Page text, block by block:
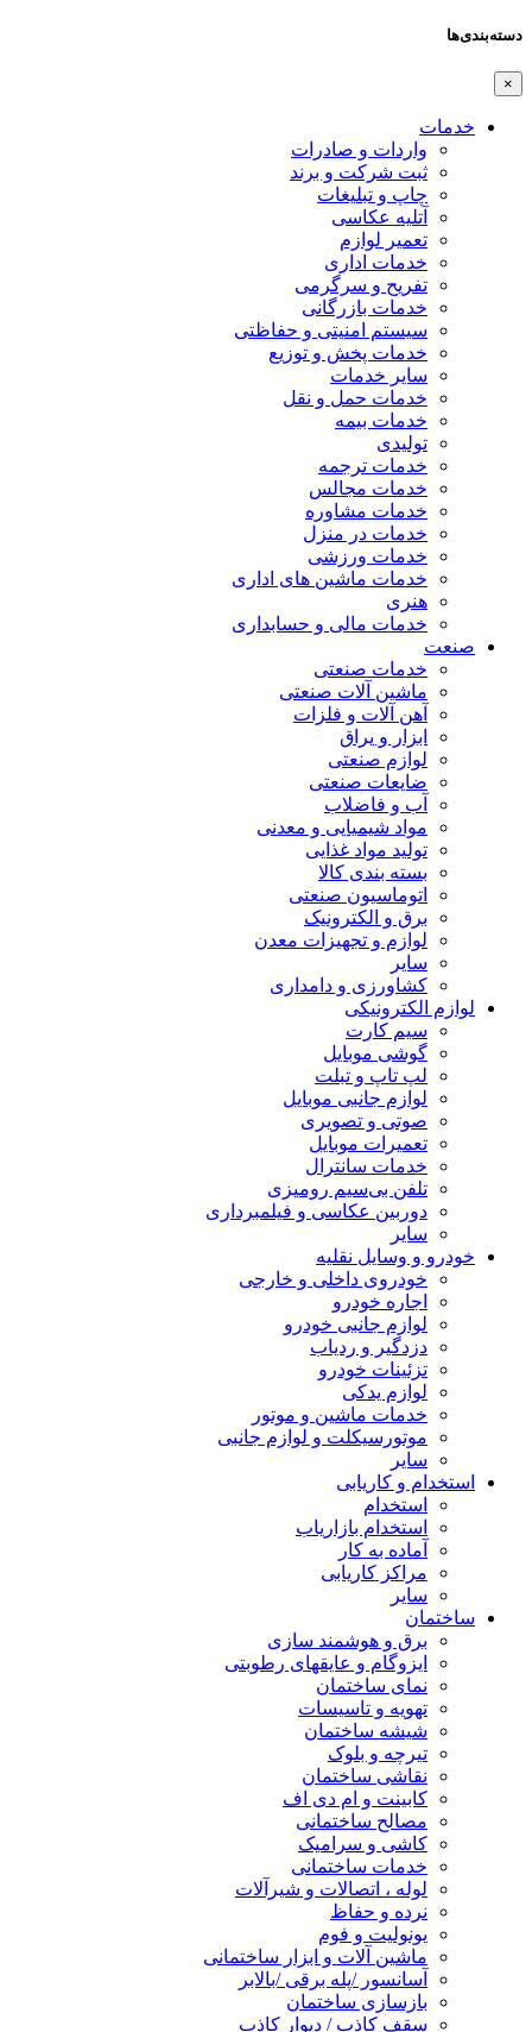
دسته‌بندی‌ها
×
خدمات
واردات و صادرات
ثبت شرکت و برند
چاپ و تبلیغات
آتلیه عکاسی
تعمیر لوازم
خدمات اداری
تفریح و سرگرمی
خدمات بازرگانی
سیستم امنیتی و حفاظتی
خدمات پخش و توزیع
سایر خدمات
خدمات حمل و نقل
خدمات بیمه
تولیدی
خدمات ترجمه
خدمات مجالس
خدمات مشاوره
خدمات در منزل
خدمات ورزشی
خدمات ماشین های اداری
هنری
خدمات مالی و حسابداری
صنعت
خدمات صنعتی
ماشین آلات صنعتی
آهن آلات و فلزات
ابزار و یراق
لوازم صنعتی
ضایعات صنعتی
آب و فاضلاب
مواد شیمیایی و معدنی
تولید مواد غذایی
بسته بندی کالا
اتوماسیون صنعتی
برق و الکترونیک
لوازم و تجهیزات معدن
سایر
کشاورزی و دامداری
لوازم الکترونیکی
سیم کارت
گوشی موبایل
لپ تاپ و تبلت
لوازم جانبی موبایل
صوتی و تصویری
تعمیرات موبایل
خدمات سانترال
تلفن بی‌سیم رومیزی
دوربین عکاسی و فیلمبرداری
سایر
خودرو و وسایل نقلیه
خودروی داخلی و خارجی
اجاره خودرو
لوازم جانبی خودرو
دزدگیر و ردیاب
تزئینات خودرو
لوازم یدکی
خدمات ماشین و موتور
موتورسیکلت و لوازم جانبی
سایر
استخدام و کاریابی
استخدام
استخدام بازاریاب
آماده به کار
مراکز کاریابی
سایر
ساختمان
برق و هوشمند سازی
ایزوگام و عایقهای رطوبتی
نمای ساختمان
تهویه و تاسیسات
شیشه ساختمان
تیرچه و بلوک
نقاشی ساختمان
کابینت و ام دی اف
مصالح ساختمانی
کاشی و سرامیک
خدمات ساختمانی
لوله ، اتصالات و شیرآلات
نرده و حفاظ
یونولیت و فوم
ماشین آلات و ابزار ساختمانی
آسانسور /پله برقی /بالابر
بازسازی ساختمان
سقف کاذب / دیوار کاذب